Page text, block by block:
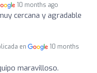
10 months ago
cercana y agradable
en
10 months
maravilloso.